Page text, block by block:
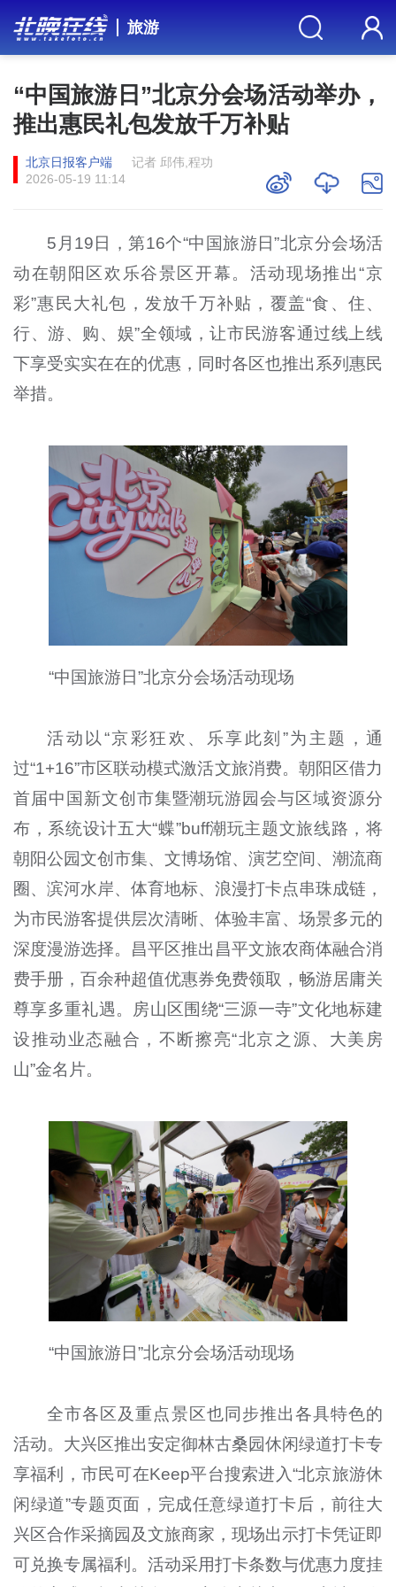
旅游
“中国旅游日”北京分会场活动举办，
推出惠民礼包发放千万补贴
北京日报客户端
记者 邱伟,程功
2026-05-19 11:14
5月19日，第16个“中国旅游日”北京分会场活
动在朝阳区欢乐谷景区开幕。活动现场推出“京
彩”惠民大礼包，发放千万补贴，覆盖“食、住、
行、游、购、娱”全领域，让市民游客通过线上线
下享受实实在在的优惠，同时各区也推出系列惠民
举措。
“中国旅游日”北京分会场活动现场
活动以“京彩狂欢、乐享此刻”为主题，通
过“1+16”市区联动模式激活文旅消费。朝阳区借力
首届中国新文创市集暨潮玩游园会与区域资源分
布，系统设计五大“蝶”buff潮玩主题文旅线路，将
朝阳公园文创市集、文博场馆、演艺空间、潮流商
圈、滨河水岸、体育地标、浪漫打卡点串珠成链，
为市民游客提供层次清晰、体验丰富、场景多元的
深度漫游选择。昌平区推出昌平文旅农商体融合消
费手册，百余种超值优惠券免费领取，畅游居庸关
尊享多重礼遇。房山区围绕“三源一寺”文化地标建
设推动业态融合，不断擦亮“北京之源、大美房
山”金名片。
“中国旅游日”北京分会场活动现场
全市各区及重点景区也同步推出各具特色的
活动。大兴区推出安定御林古桑园休闲绿道打卡专
享福利，市民可在Keep平台搜索进入“北京旅游休
闲绿道”专题页面，完成任意绿道打卡后，前往大
兴区合作采摘园及文旅商家，现场出示打卡凭证即
可兑换专属福利。活动采用打卡条数与优惠力度挂